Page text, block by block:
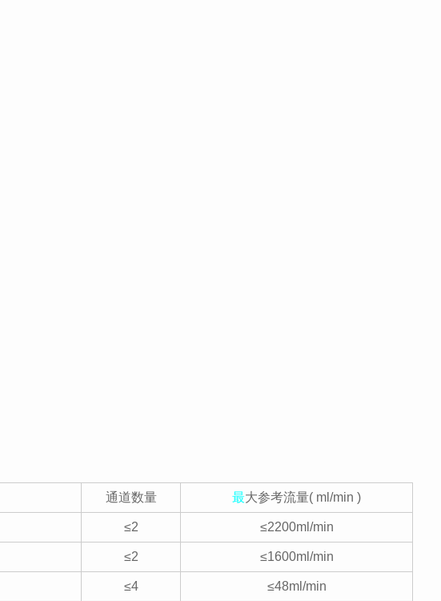
通道数量 最大参考流量( ml/min )
≤2 ≤2200ml/min
≤2 ≤1600ml/min
≤4 ≤48ml/min